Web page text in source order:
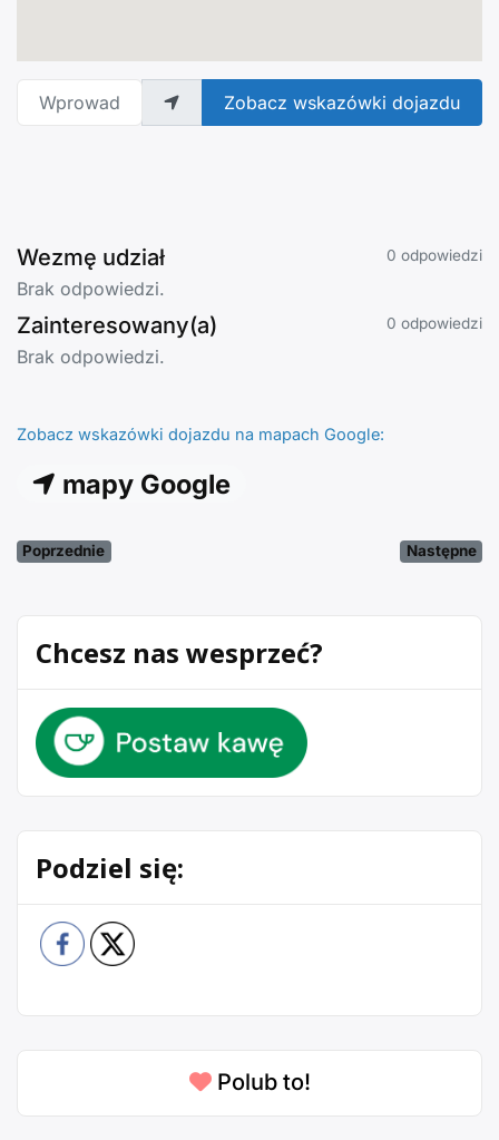
Wprowadź adres Zobacz wskazówki dojazdu
Wezmę udział 0 odpowiedzi
Brak odpowiedzi.
Zainteresowany(a) 0 odpowiedzi
Brak odpowiedzi.
Zobacz wskazówki dojazdu na mapach Google:
mapy Google
Poprzednie Następne
Chcesz nas wesprzeć?
Podziel się:
Polub to!